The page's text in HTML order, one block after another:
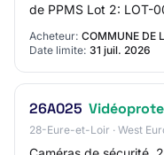
de PPMS Lot 2: LOT-
Maintenance des
Acheteur: COMMUNE DE
Date limite: 31 juil. 2026
26A025
28-Eure-et-Loir · West